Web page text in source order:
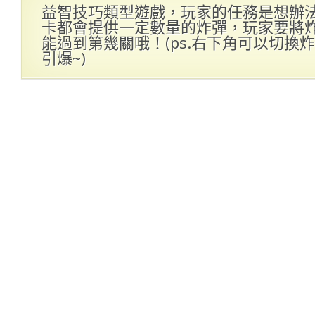
益智技巧類型遊戲，玩家的任務是想辦
卡都會提供一定數量的炸彈，玩家要將
能過到第幾關哦！(ps.右下角可以切換
引爆~)